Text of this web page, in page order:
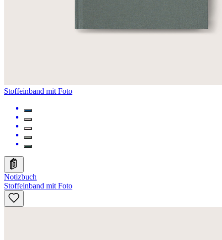
Stoffeinband mit Foto
Notizbuch
Stoffeinband mit Foto